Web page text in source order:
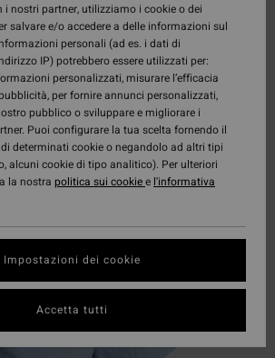
i nostri partner, utilizziamo i cookie o dei
salvare e/o accedere a delle informazioni sul
personali (ad es. i dati di
IP) potrebbero essere utilizzati per:
personalizzati, misurare l’efficacia
per fornire annunci personalizzati,
pubblico o sviluppare e migliorare i
Puoi configurare la tua scelta fornendo il
determinati cookie o negandolo ad altri tipi
alcuni cookie di tipo analitico). Per ulteriori
la nostra politica sui cookiee l'informativa
Impostazioni dei cookie
Accetta tutti